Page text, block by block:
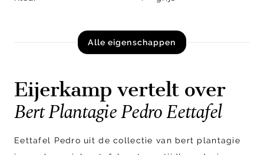
Alle eigenschappen
Eijerkamp vertelt over
Bert Plantagie Pedro Eettafel
Eettafel Pedro uit de collectie van bert plantagie